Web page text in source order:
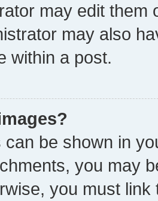
may edit them
may also
within a post.
can be shown in
you may
you must